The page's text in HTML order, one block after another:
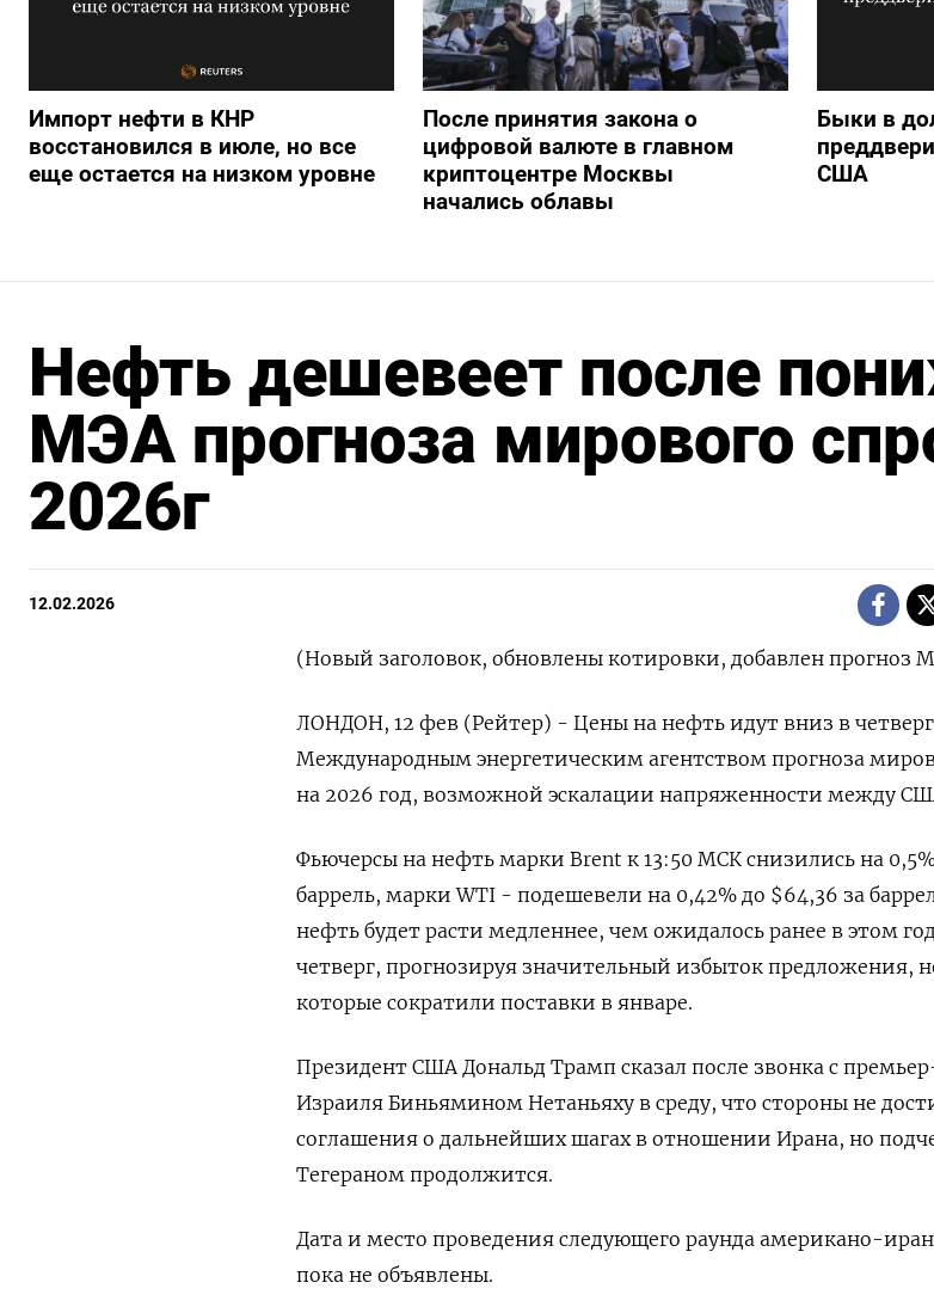
Импорт нефти в КНР
восстановился в июле, но все
еще остается на низком уровне
После принятия закона о
цифровой валюте в главном
криптоцентре Москвы
начались облавы
Быки в
США
Нефть дешевеет после
МЭА прогноза мирового
2026г
12.02.2026
(Новый заголовок, обновлены котировки, добавлен прогноз
ЛОНДОН, 12 фев (Рейтер) - Цены на нефть идут вниз ‌в
Международным энергетическим агентством прогноза
на 2026 год, возможной эскалации напряженности между
Фьючерсы ​на нефть марки ​Brent ​к 13:50 ⁠МСК снизились на
баррель, марки WTI - ‌подешевели на 0,42% до $64,36 за
​нефть будет расти медленнее, чем ожидалось ранее ‌в этом
четверг, прогнозируя значительный ​избыток предложения,
которые сократили поставки в ‌январе.
Президент США Дональд Трамп сказал после звонка с
Израиля Биньямином Нетаньяху в среду, ​что стороны не
‌соглашения о дальнейших шагах в отношении Ирана, но
Тегераном продолжится.
Дата и место проведения следующего раунда американо-
пока не объявлены.